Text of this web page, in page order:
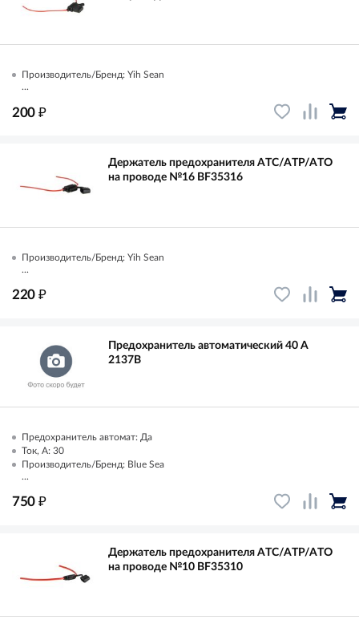
Производитель/Бренд: Yih Sean
...
200 ₽
Держатель предохранителя ATC/ATP/ATO
на проводе №16 BF35316
Производитель/Бренд: Yih Sean
...
220 ₽
Предохранитель автоматический 40 А
2137B
Предохранитель автомат: Да
Ток, А: 30
Производитель/Бренд: Blue Sea
...
750 ₽
Держатель предохранителя ATC/ATP/ATO
на проводе №10 BF35310